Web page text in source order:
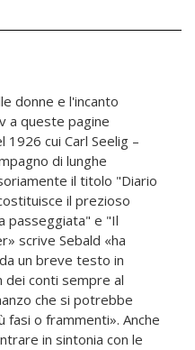
donne e l'incanto
a queste pagine
cui Carl Seelig –
di lunghe
il titolo "Diario
il prezioso
passeggiata" e "Il
scrive Sebald «ha
un breve testo in
dei conti sempre al
che si potrebbe
fasi o frammenti». Anche
in sintonia con le